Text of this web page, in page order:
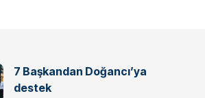
7 Başkandan Doğancı’ya
destek